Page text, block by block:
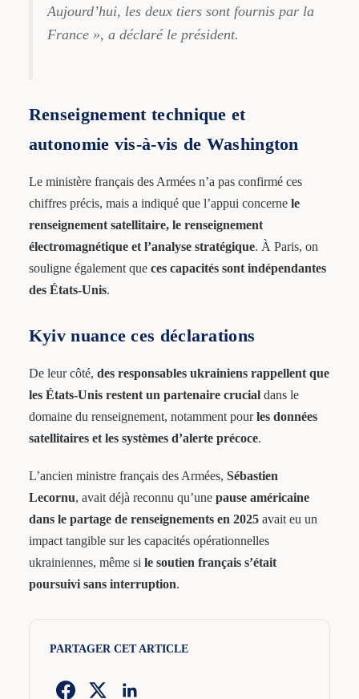
Aujourd’hui, les deux tiers sont fournis par la
France », a déclaré le président.
Renseignement technique et
autonomie vis-à-vis de Washington
Le ministère français des Armées n’a pas confirmé ces
chiffres précis, mais a indiqué que l’appui concerne le
renseignement satellitaire, le renseignement
électromagnétique et l’analyse stratégique. À Paris, on
souligne également que ces capacités sont indépendantes
des États-Unis.
Kyiv nuance ces déclarations
De leur côté, des responsables ukrainiens rappellent que
les États-Unis restent un partenaire crucialdans le
domaine du renseignement, notamment pourles données
satellitaires et les systèmes d’alerte précoce.
L’ancien ministre français des Armées, Sébastien
Lecornu, avait déjà reconnu qu’une pause américaine
dans le partage de renseignements en 2025avait eu un
impact tangible sur les capacités opérationnelles
ukrainiennes, même si le soutien français s’était
poursuivi sans interruption.
PARTAGER CET ARTICLE